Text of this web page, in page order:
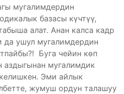
мугалимдердин
базасы күчтүү,
алат. Анан калса кадр
да ушул мугалимдердин
Буга чейин көп
мугалимдик
Эми айлык
жумуш ордун талашуу